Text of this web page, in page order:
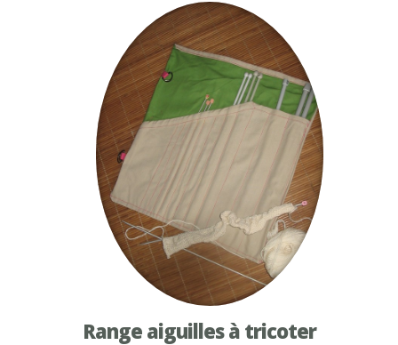
Range aiguilles à tricoter